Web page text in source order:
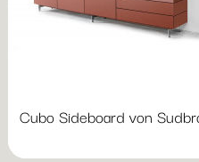
Cubo Sideboard von